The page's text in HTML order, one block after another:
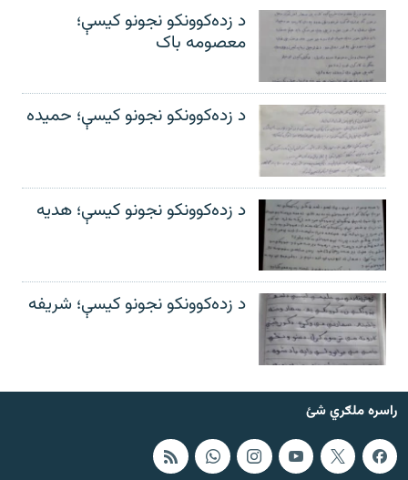
د زده‌کوونکو نجونو کیسې؛
معصومه باک
د زده‌کوونکو نجونو کیسې؛ حمیده
د زده‌کوونکو نجونو کیسې؛ هدیه
د زده‌کوونکو نجونو کیسې؛ شریفه
راسره ملګري شئ